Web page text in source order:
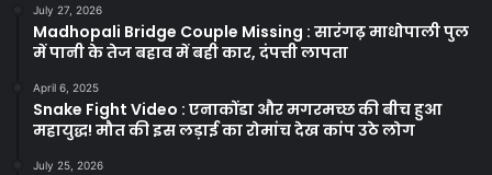
July 27, 2026
Madhopali Bridge Couple Missing : सारंगढ़ माधोपाली पुल
में पानी के तेज बहाव में बही कार, दंपत्ती लापता
April 6, 2025
Snake Fight Video : एनाकोंडा और मगरमच्छ की बीच हुआ
महायुद्ध! मौत की इस लड़ाई का रोमांच देख कांप उठे लोग
July 25, 2026